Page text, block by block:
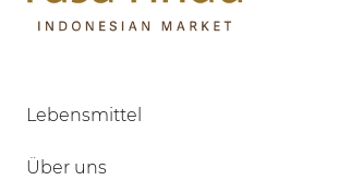
Lebensmittel
Über uns